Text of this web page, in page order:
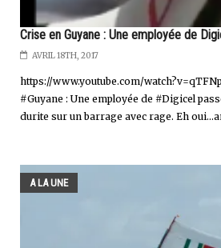
Crise en Guyane : Une employée de
AVRIL 18TH, 2017
https://www.youtube.com/
#Guyane : Une employée de #Digicel
durite sur un barrage avec rage. Eh
A LA UNE